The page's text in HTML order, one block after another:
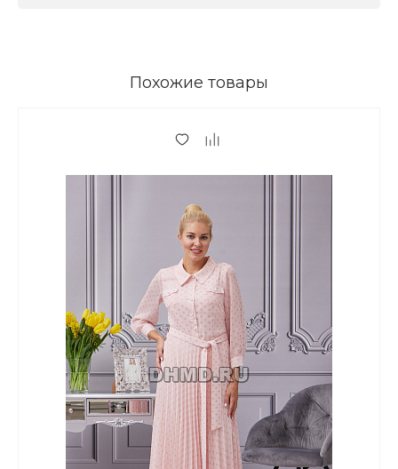
Похожие товары